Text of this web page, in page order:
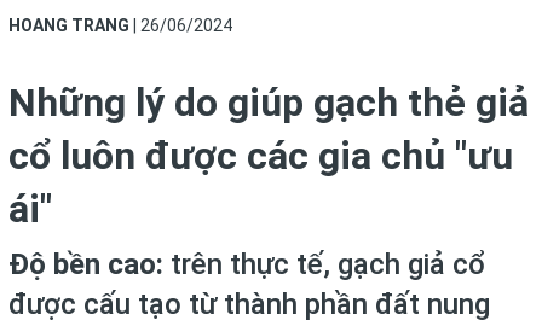
HOANG TRANG 26/06/2024
Những lý do giúp gạch thẻ giả
cổ luôn được các gia chủ "ưu
ái"
Độ bền cao: trên thực tế, gạch giả cổ
được cấu tạo từ thành phần đất nung